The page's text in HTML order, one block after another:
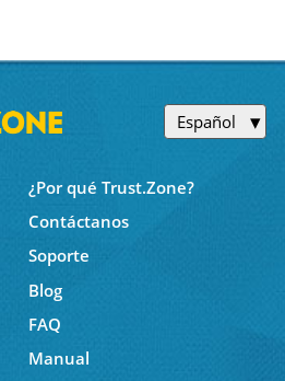
Español
¿Por qué Trust.Zone?
Contáctanos
Soporte
Blog
FAQ
Manual